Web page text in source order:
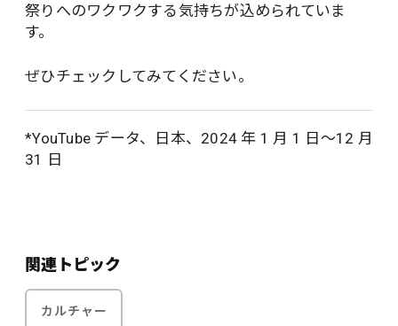
祭りへのワクワクする気持ちが込められていま
す。
ぜひチェックしてみてください。
*YouTube データ、日本、2024 年 1 月 1 日～12 月
31 日
関連トピック
カルチャー